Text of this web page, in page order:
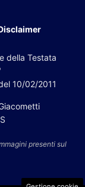
della Testata
10/02/2011
presenti sul